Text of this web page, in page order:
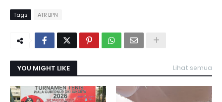
Tags ATR BPN
YOU MIGHT LIKE Lihat semua